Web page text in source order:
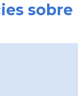
sobre